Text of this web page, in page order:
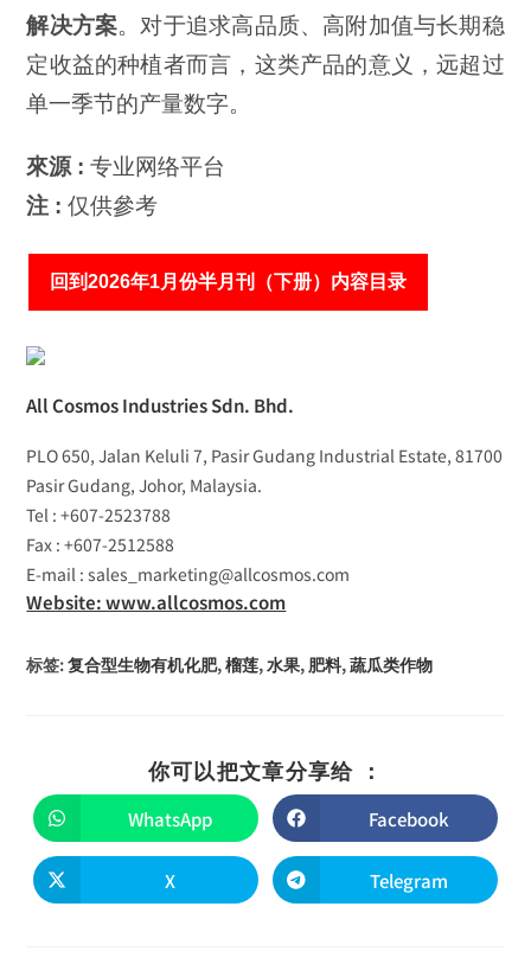
解决方案。对于追求高品质、高附加值与长期稳
定收益的种植者而言，这类产品的意义，远超过
单一季节的产量数字。
來源 :专业网络平台
注 :仅供參考
回到2026年1月份半月刊（下册）内容目录
All Cosmos Industries Sdn. Bhd.
PLO 650, Jalan Keluli 7, Pasir Gudang Industrial Estate, 81700
Pasir Gudang, Johor, Malaysia.
Tel : +607-2523788
Fax : +607-2512588
E-mail : sales_marketing@allcosmos.com
Website: www.allcosmos.com
标签:复合型生物有机化肥,榴莲,水果, 肥料,蔬瓜类作物
你可以把文章分享给 ：
WhatsApp Facebook
X Telegram